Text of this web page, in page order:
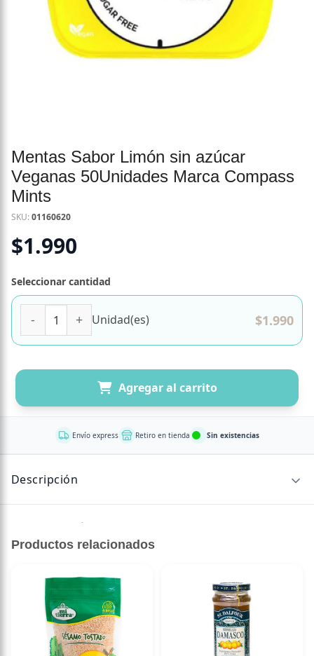
Mentas Sabor Limón sin azúcar
Veganas 50Unidades Marca Compass
Mints
SKU:01160620
$1.990
Seleccionar cantidad
Unidad(es) $1.990
Agregar al carrito
Envío express Retiro en tienda Sin existencias
Descripción
Sin descripción disponible.
Productos relacionados